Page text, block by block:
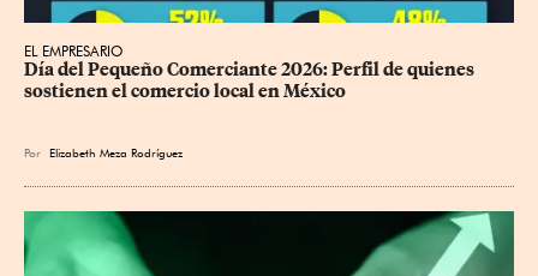
EL EMPRESARIO
Día del Pequeño Comerciante 2026: Perfil de quienes
sostienen el comercio local en México
Por Elizabeth Meza Rodríguez